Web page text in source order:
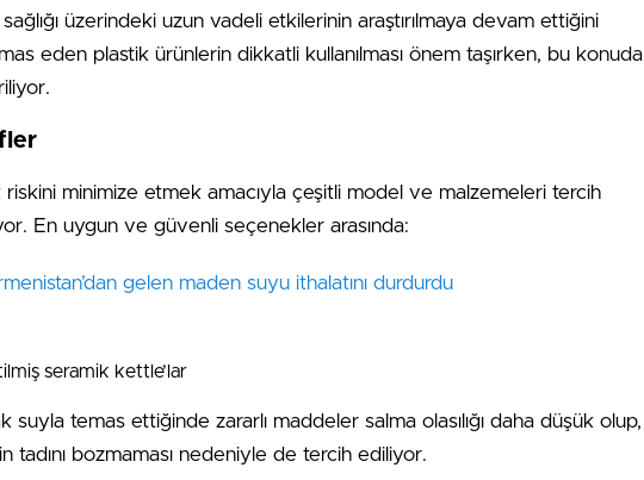
üzerindeki uzun vadeli etkilerinin araştırılmaya devam ettiğini
eden plastik ürünlerin dikkatli kullanılması önem taşırken, bu konuda
riskini minimize etmek amacıyla çeşitli model ve malzemeleri tercih
En uygun ve güvenli seçenekler arasında:
gelen maden suyu ithalatını durdurdu
seramik kettle’lar
suyla temas ettiğinde zararlı maddeler salma olasılığı daha düşük olup,
tadını bozmaması nedeniyle de tercih ediliyor.